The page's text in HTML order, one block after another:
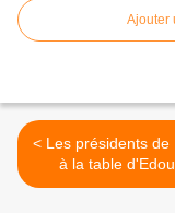
Ajouter
< Les présidents de Région
à la table
Philippe